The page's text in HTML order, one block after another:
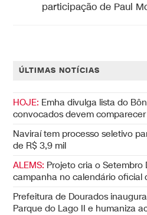
participação de Paul
ÚLTIMAS NOTÍCIAS
HOJE: Emha divulga lista do
convocados devem
Naviraí tem processo seletivo
de R$ 3,9 mil
ALEMS: Projeto cria o Setembro
campanha no calendário oficial
Prefeitura de Dourados
Parque do Lago II e humaniza